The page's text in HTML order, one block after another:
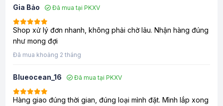
Gia Bảo Đã mua tại PKXV
Shop xử lý đơn nhanh, không phải chờ lâu. Nhận hàng đúng
như mong đợi
Đã mua khoảng 2 tháng
Blueocean_16 Đã mua tại PKXV
Hàng giao đúng thời gian, đúng loại mình đặt. Mình lắp xong